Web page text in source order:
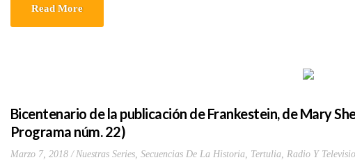
Read More
Bicentenario de la publicación de Frankestein, de Mary
Programa núm. 22)
Marzo 7, 2018 Nuestras Series, Secuencias De La Historia, Tertulia, Radio Y